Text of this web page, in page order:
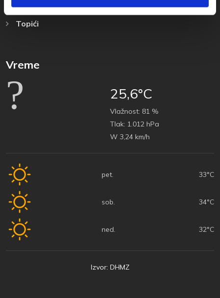
Bast
Topići
Vreme
25,6°C
Vlažnost: 81 %
Tlak: 1.012 hPa
W 3,24 km/h
pet. 33°C
sob. 34°C
ned. 32°C
Izvor: DHMZ